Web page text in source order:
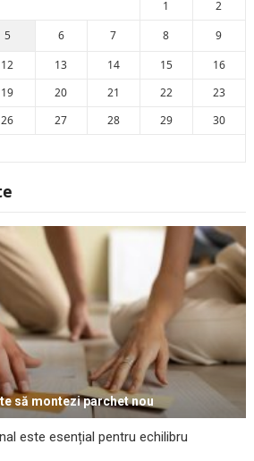
1
2
5 6 7 8
9
12 13 14 15
16
19 20 21 22
23
26 27 28 29
30
să montezi parchet nou
este esențial pentru echilibru